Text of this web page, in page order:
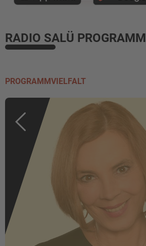
RADIO SALÜ PROGRAMM
PROGRAMMVIELFALT